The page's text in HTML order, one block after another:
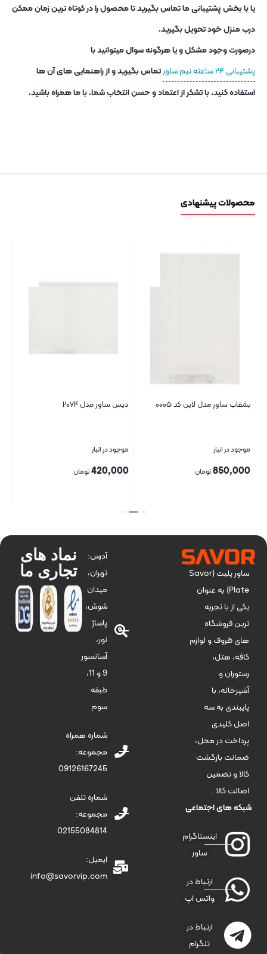
یا با بخش پشتیبانی ما تماس بگیرید تا محصول را در کوتاه ترین زمان ممکن
درب منزل خود تحویل بگیرید.
درصورت وجود مشکل و یا هرگونه سوال میتوانید با
پشتیبانی ۲۴ ساعته تیم ساور
تماس بگیرید و از راهنمایی های آن ها
استفاده کنید. با تشکر از اعتماد و حسن انتخاب شما. با ما همراه باشید.
محصولات پیشنهادی
بشقاب ساور مدل لاین کد ۰۰۰۵
موجود در انبار
850,000تومان
دیس ساور مدل ۲۰۷۴
موجود در انبار
420,000تومان
بستن
ساور پلیت (Savor
Plate) به عنوان
یکی از با تجربه
ترین فروشگاه
های ظروف و لوازم
کافه، هتل،
رستوران و
آشپزخانه، با
پایبندی به سه
اصل کلیدی
پرداخت در محل،
ضمانت بازگشت
کالا و تضمین
اصالت کالا .
شبکه های اجتماعی
اینستاگرام
ساور
ارتباط در
واتس اپ
ارتباط در
تلگرام
آدرس:
تهران،
میدان
شوش،
پاساژ
نور،
آسانسور
9 و 11،
طبقه
سوم
شماره همراه
مجموعه:
09126167245
شماره تلفن
مجموعه:
02155084814
ایمیل:
info@savorvip.com
نماد های
تجاری ما